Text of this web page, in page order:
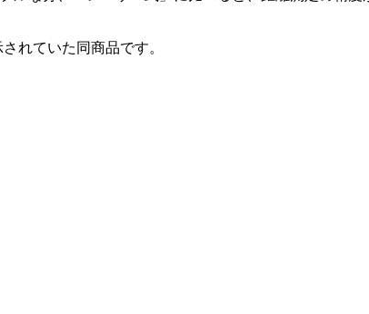
れていた同商品です。